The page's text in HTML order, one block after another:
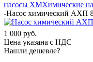
насосы XМХимические
-Насос химический АХП
1 000 руб.
Цена указана с НДС
Нашли дешевле?